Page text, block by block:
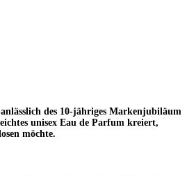
des 10-jähriges Markenjubiläum
unisex Eau de Parfum kreiert,
möchte.